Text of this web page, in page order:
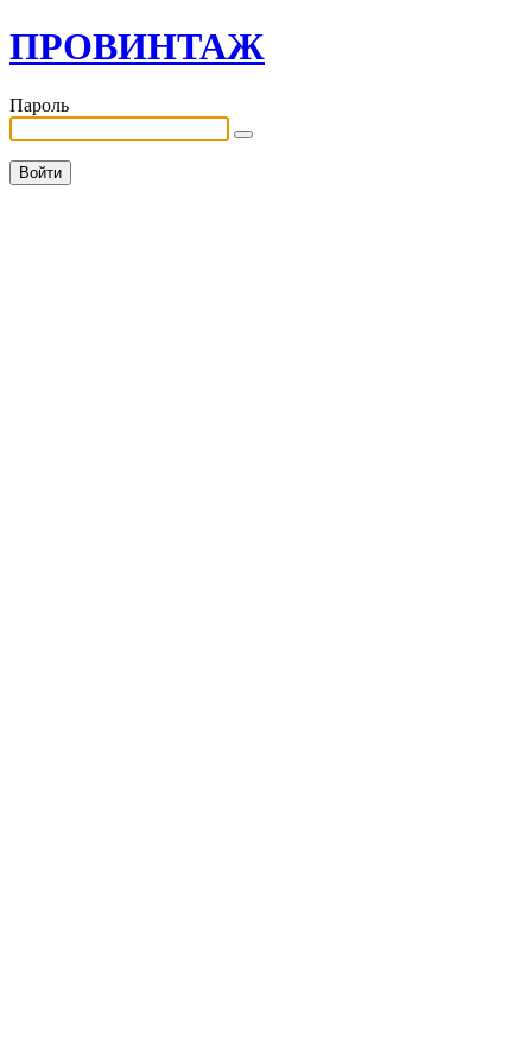
ПРОВИНТАЖ
Пароль